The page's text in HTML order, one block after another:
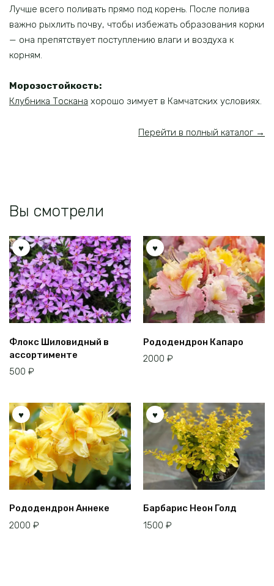
Лучше всего поливать прямо под корень. После полива
важно рыхлить почву, чтобы избежать образования корки
— она препятствует поступлению влаги и воздуха к
корням.
Морозостойкость:
Клубника Тоскана хорошо зимует в Камчатских условиях.
Перейти в полный каталог →
Вы смотрели
Флокс Шиловидный в
ассортименте
500 ₽
Рододендрон Капаро
2000 ₽
Рододендрон Аннеке
2000 ₽
Барбарис Неон Голд
1500 ₽